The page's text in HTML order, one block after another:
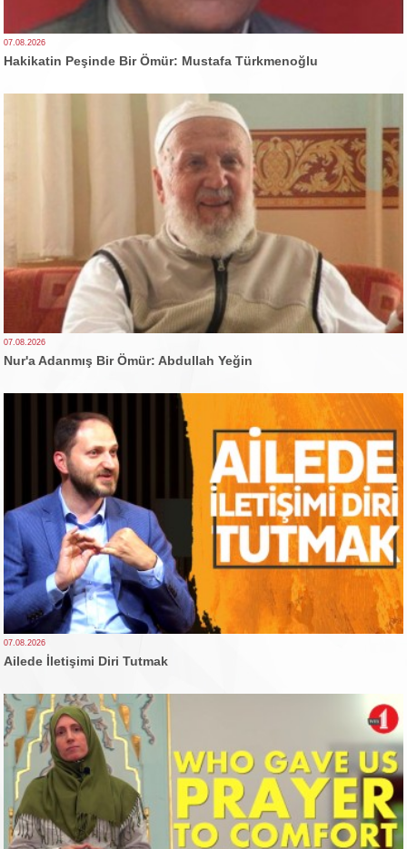
07.08.2026
Hakikatin Peşinde Bir Ömür: Mustafa Türkmenoğlu
07.08.2026
Nur'a Adanmış Bir Ömür: Abdullah Yeğin
07.08.2026
Ailede İletişimi Diri Tutmak